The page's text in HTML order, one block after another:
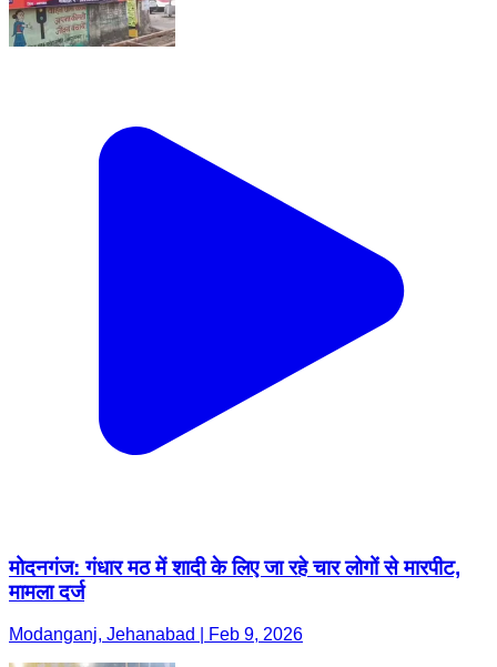
मोदनगंज: गंधार मठ में शादी के लिए जा रहे चार लोगों से मारपीट,
मामला दर्ज
Modanganj, Jehanabad | Feb 9, 2026